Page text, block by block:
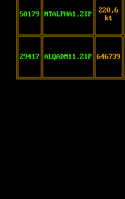
50179 NTALPHA1.ZIP
220,6
kt
29417 ALQADM11.ZIP 646739